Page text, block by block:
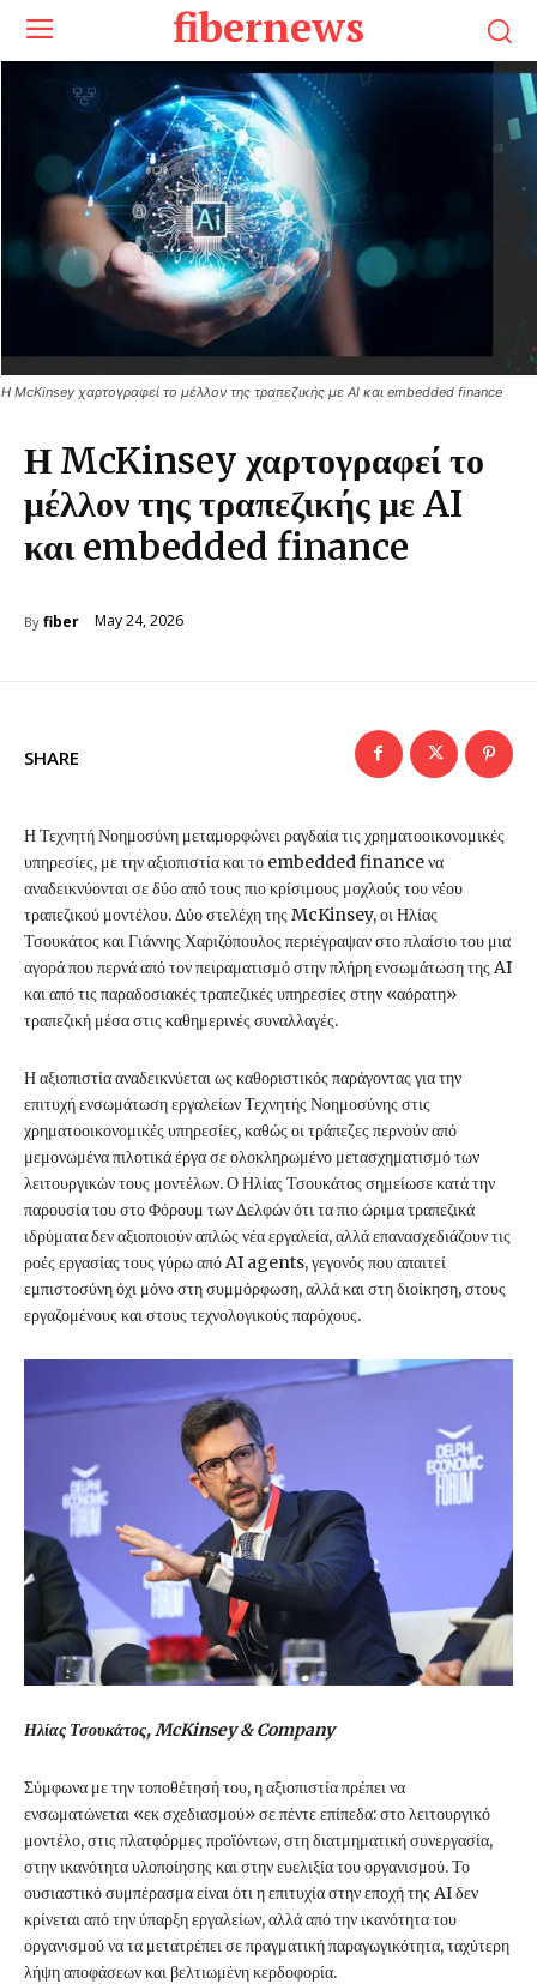
fibernews
Η McKinsey χαρτογραφεί το
μέλλον της τραπεζικής με AI
και embedded finance
By fiber May 24, 2026
Η McKinsey χαρτογραφεί το μέλλον της τραπεζικής με AI και embedded finance
SHARE
Η Τεχνητή Νοημοσύνη μεταμορφώνει ραγδαία τις χρηματοοικονομικές
υπηρεσίες, με την αξιοπιστία και το embedded finance να
αναδεικνύονται σε δύο από τους πιο κρίσιμους μοχλούς του νέου
τραπεζικού μοντέλου. Δύο στελέχη της McKinsey, οι Ηλίας
Τσουκάτος και Γιάννης Χαριζόπουλος περιέγραψαν στο πλαίσιο του μια
αγορά που περνά από τον πειραματισμό στην πλήρη ενσωμάτωση της AI
και από τις παραδοσιακές τραπεζικές υπηρεσίες στην «αόρατη»
τραπεζική μέσα στις καθημερινές συναλλαγές.
Η αξιοπιστία αναδεικνύεται ως καθοριστικός παράγοντας για την
επιτυχή ενσωμάτωση εργαλείων Τεχνητής Νοημοσύνης στις
χρηματοοικονομικές υπηρεσίες, καθώς οι τράπεζες περνούν από
μεμονωμένα πιλοτικά έργα σε ολοκληρωμένο μετασχηματισμό των
λειτουργικών τους μοντέλων. Ο Ηλίας Τσουκάτος σημείωσε κατά την
παρουσία του στο Φόρουμ των Δελφών ότι τα πιο ώριμα τραπεζικά
ιδρύματα δεν αξιοποιούν απλώς νέα εργαλεία, αλλά επανασχεδιάζουν τις
ροές εργασίας τους γύρω από AI agents, γεγονός που απαιτεί
εμπιστοσύνη όχι μόνο στη συμμόρφωση, αλλά και στη διοίκηση, στους
εργαζομένους και στους τεχνολογικούς παρόχους.
Ηλίας Τσουκάτος, McKinsey & Company
Σύμφωνα με την τοποθέτησή του, η αξιοπιστία πρέπει να
ενσωματώνεται «εκ σχεδιασμού» σε πέντε επίπεδα: στο λειτουργικό
μοντέλο, στις πλατφόρμες προϊόντων, στη διατμηματική συνεργασία,
στην ικανότητα υλοποίησης και στην ευελιξία του οργανισμού. Το
ουσιαστικό συμπέρασμα είναι ότι η επιτυχία στην εποχή της AI δεν
κρίνεται από την ύπαρξη εργαλείων, αλλά από την ικανότητα του
οργανισμού να τα μετατρέπει σε πραγματική παραγωγικότητα, ταχύτερη
λήψη αποφάσεων και βελτιωμένη κερδοφορία.